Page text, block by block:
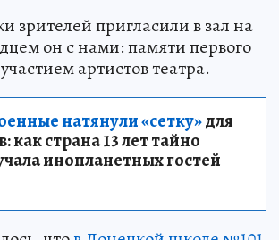
зрителей пригласили в зал на
он с нами: памяти первого
артистов театра.
натянули «сетку»для
страна 13 лет тайно
инопланетных гостей